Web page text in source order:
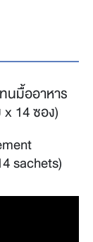
มื้ออาหาร
14 ซอง)
sachets)